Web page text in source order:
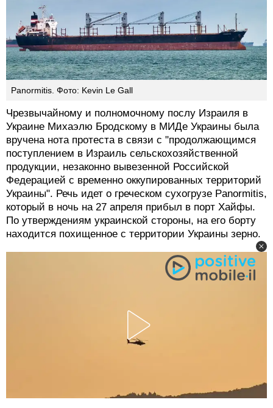
Panormitis. Фото: Kevin Le Gall
Чрезвычайному и полномочному послу Израиля в
Украине Михаэлю Бродскому в МИДе Украины была
вручена нота протеста в связи с "продолжающимся
поступлением в Израиль сельскохозяйственной
продукции, незаконно вывезенной Российской
Федерацией с временно оккупированных территорий
Украины". Речь идет о греческом сухогрузе Panormitis,
который в ночь на 27 апреля прибыл в порт Хайфы.
По утверждениям украинской стороны, на его борту
находится похищенное с территории Украины зерно.